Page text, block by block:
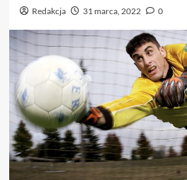
Redakcja 31 marca, 2022 0